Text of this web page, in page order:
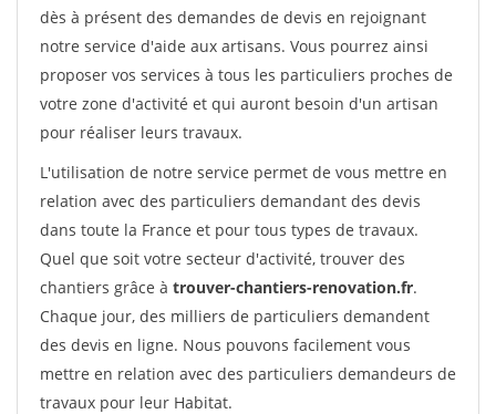
dès à présent des demandes de devis en rejoignant
notre service d'aide aux artisans. Vous pourrez ainsi
proposer vos services à tous les particuliers proches de
votre zone d'activité et qui auront besoin d'un artisan
pour réaliser leurs travaux.
L'utilisation de notre service permet de vous mettre en
relation avec des particuliers demandant des devis
dans toute la France et pour tous types de travaux.
Quel que soit votre secteur d'activité, trouver des
chantiers grâce à trouver-chantiers-renovation.fr.
Chaque jour, des milliers de particuliers demandent
des devis en ligne. Nous pouvons facilement vous
mettre en relation avec des particuliers demandeurs de
travaux pour leur Habitat.